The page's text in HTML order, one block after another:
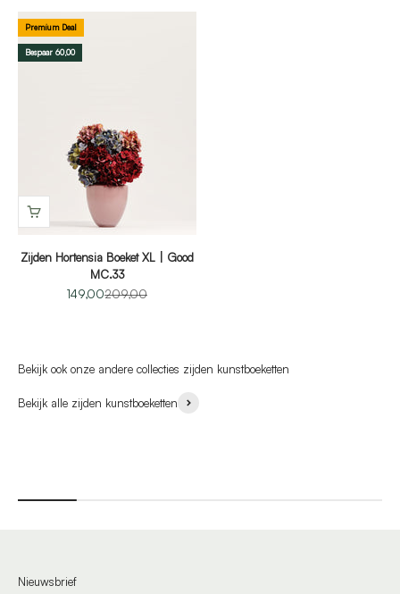
Premium Deal
Bespaar 60,00
Zijden Hortensia Boeket XL | Good
MC.33
Aanbiedingsprijs
149,00Normale prijs
209,00
Bekijk alle zijden kunstboeketten
Nieuwsbrief